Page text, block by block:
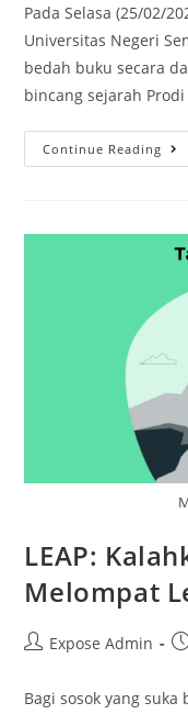
Pada Selasa (25/02/
Universitas Negeri
bedah buku secara
bincang sejarah
Continue Reading
LEAP:
Melompat
Expose Admin
Bagi sosok yang